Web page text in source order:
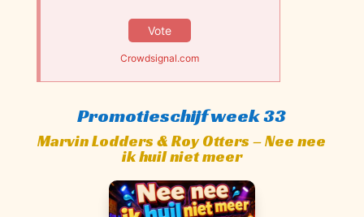
Vote
Crowdsignal.com
Promotieschijf week 33
Marvin Lodders & Roy Otters – Nee nee
ik huil niet meer